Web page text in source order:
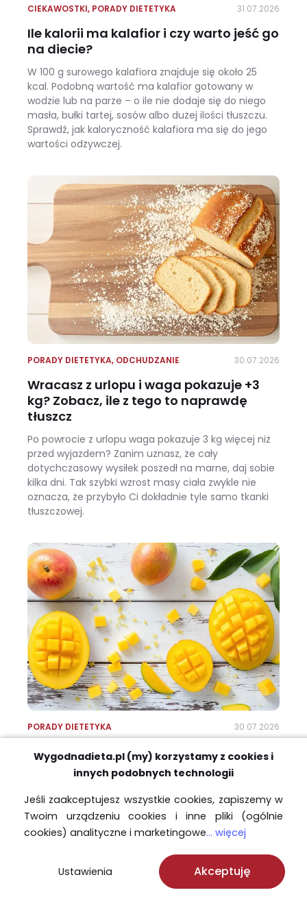
CIEKAWOSTKI, PORADY DIETETYKA 31.07.2026
Ile kalorii ma kalafior i czy warto jeść go
na diecie?
W 100 g surowego kalafiora znajduje się około 25
kcal. Podobną wartość ma kalafior gotowany w
wodzie lub na parze – o ile nie dodaje się do niego
masła, bułki tartej, sosów albo dużej ilości tłuszczu.
Sprawdź, jak kaloryczność kalafiora ma się do jego
wartości odżywczej.
PORADY DIETETYKA, ODCHUDZANIE 30.07.2026
Wracasz z urlopu i waga pokazuje +3
kg? Zobacz, ile z tego to naprawdę
tłuszcz
Po powrocie z urlopu waga pokazuje 3 kg więcej niż
przed wyjazdem? Zanim uznasz, że cały
dotychczasowy wysiłek poszedł na marne, daj sobie
kilka dni. Tak szybki wzrost masy ciała zwykle nie
oznacza, że przybyło Ci dokładnie tyle samo tkanki
tłuszczowej.
PORADY DIETETYKA 30.07.2026
Mango – ile kcal ma jeden owoc i co
daje organizmowi?
dostarcza jednak składniki, które mogą korzystnie
wpływać na organizm i ma wiele prozdrowotnych
właściwości. Sprawdź, dlaczego warto uwzględnić
Wygodnadieta.pl (my) korzystamy z cookies i
innych podobnych technologii
Jeśli zaakceptujesz wszystkie cookies, zapiszemy w
Twoim urządzeniu cookies i inne pliki (ogólnie
cookies) analityczne i marketingowe... więcej
Ustawienia Akceptuję